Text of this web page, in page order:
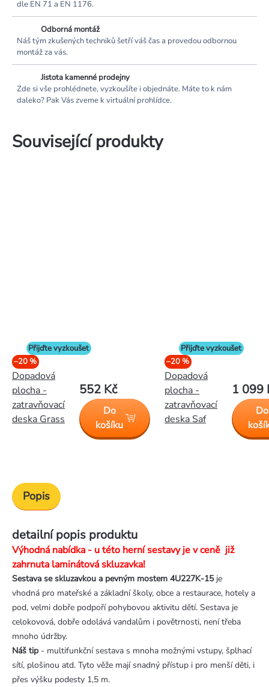
dle EN 71 a EN 1176.
Odborná montáž
Náš tým zkušených techniků šetří váš čas a provedou odbornou
montáž za vás.
Jistota kamenné prodejny
Zde si vše prohlédnete, vyzkoušíte i objednáte. Máte to k nám
daleko? Pak Vás zveme k virtuální prohlídce.
Související produkty
Přijďte vyzkoušet
–20 %
Dopadová
plocha -
zatravňovací
deska Grass
552 Kč
Do
košíku
Přijďte vyzkoušet
–20 %
Dopadová
plocha -
zatravňovací
deska Saf
1 099
Do
Popis
detailní popis produktu
Výhodná nabídka - u této herní sestavy je v ceně již
zahrnuta laminátová skluzavka!
Sestava se skluzavkou a pevným mostem 4U227K-15je
vhodná pro mateřské a základní školy, obce a restaurace, hotely a
pod, velmi dobře podpoří pohybovou aktivitu dětí. Sestava je
celokovová, dobře odolává vandalům i povětrnosti, není třeba
mnoho údržby.
Náš tip - multifunkční sestava s mnoha možnými vstupy, šplhací
sítí, plošinou atd. Tyto věže mají snadný přístup i pro menší děti, i
přes výšku podesty 1,5 m.